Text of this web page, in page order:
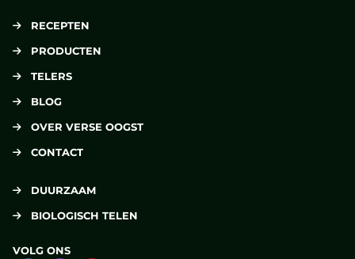
RECEPTEN
PRODUCTEN
TELERS
BLOG
OVER VERSE OOGST
CONTACT
DUURZAAM
BIOLOGISCH TELEN
VOLG ONS